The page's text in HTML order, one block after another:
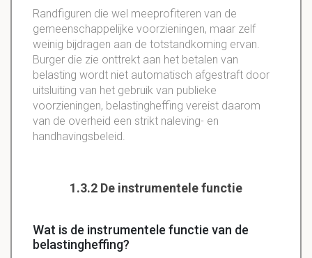
Randfiguren die wel meeprofiteren van de
gemeenschappelijke voorzieningen, maar zelf
weinig bijdragen aan de totstandkoming ervan.
Burger die zie onttrekt aan het betalen van
belasting wordt niet automatisch afgestraft door
uitsluiting van het gebruik van publieke
voorzieningen, belastingheffing vereist daarom
van de overheid een strikt naleving- en
handhavingsbeleid.
1.3.2 De instrumentele functie
Wat is de instrumentele functie van de
belastingheffing?